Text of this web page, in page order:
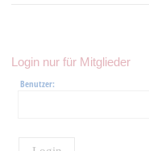
Login nur für Mitglieder
Benutzer: